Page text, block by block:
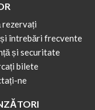
rezervați
întrebări frecvente
și securitate
bilete
ne